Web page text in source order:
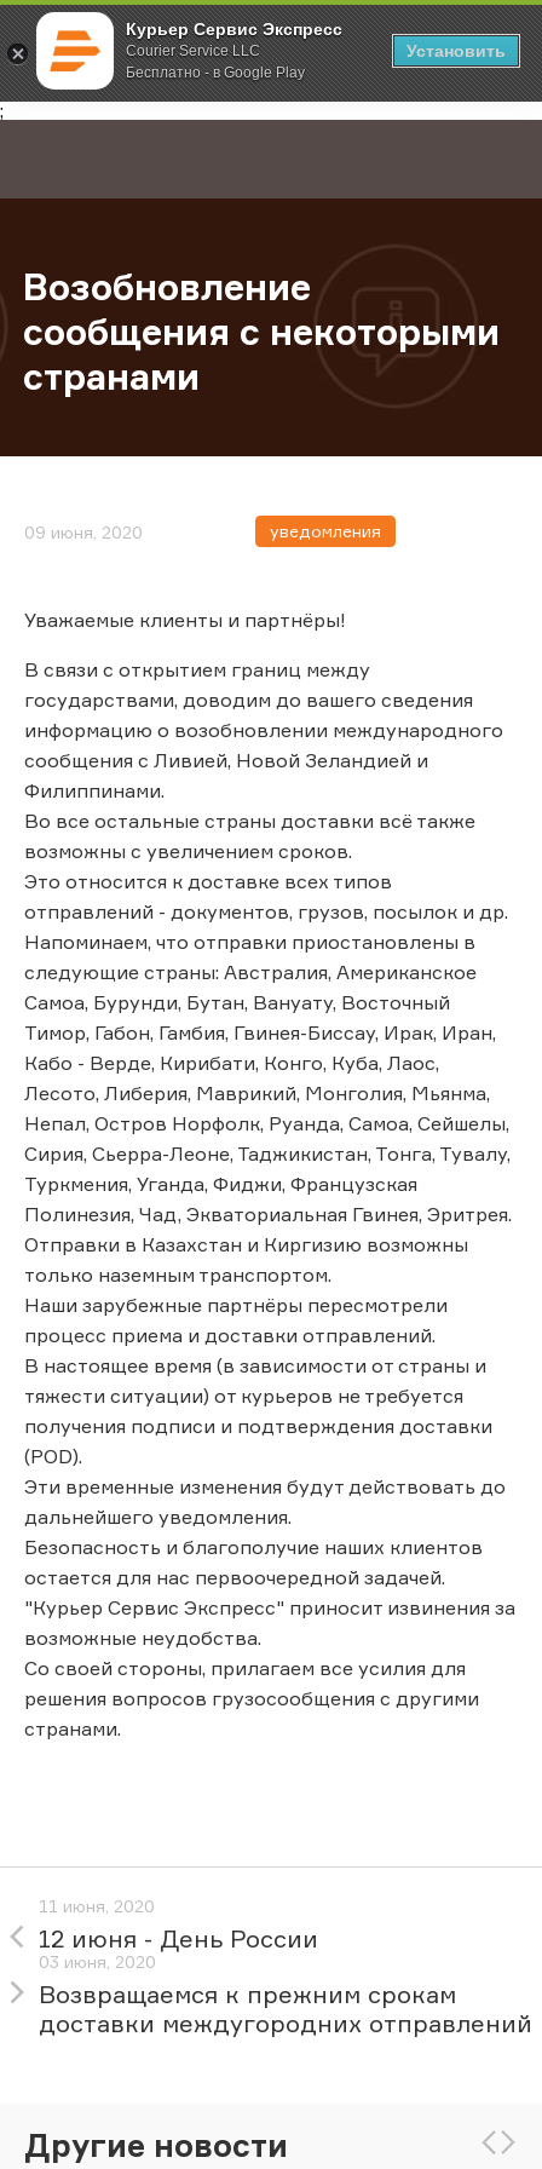
Курьер Сервис Экспресс
Courier Service LLC
Бесплатно - в Google Play
Установить
;
Главная О компании Новости Возобновление сообщения с
Возобновление
сообщения с некоторыми
странами
09 июня, 2020 уведомления
Уважаемые клиенты и партнёры!
В связи с открытием границ между
государствами, доводим до вашего сведения
информацию о возобновлении международного
сообщения с Ливией, Новой Зеландией и
Филиппинами.
Во все остальные страны доставки всё также
возможны с увеличением сроков.
Это относится к доставке всех типов
отправлений - документов, грузов, посылок и др.
Напоминаем, что отправки приостановлены в
следующие страны: Австралия, Американское
Самоа, Бурунди, Бутан, Вануату, Восточный
Тимор, Габон, Гамбия, Гвинея-Биссау, Ирак, Иран,
Кабо - Верде, Кирибати, Конго, Куба, Лаос,
Лесото, Либерия, Маврикий, Монголия, Мьянма,
Непал, Остров Норфолк, Руанда, Самоа, Сейшелы,
Сирия, Сьерра-Леоне, Таджикистан, Тонга, Тувалу,
Туркмения, Уганда, Фиджи, Французская
Полинезия, Чад, Экваториальная Гвинея, Эритрея.
Отправки в Казахстан и Киргизию возможны
только наземным транспортом.
Наши зарубежные партнёры пересмотрели
процесс приема и доставки отправлений.
В настоящее время (в зависимости от страны и
тяжести ситуации) от курьеров не требуется
получения подписи и подтверждения доставки
(POD).
Эти временные изменения будут действовать до
дальнейшего уведомления.
Безопасность и благополучие наших клиентов
остается для нас первоочередной задачей.
"Курьер Сервис Экспресс" приносит извинения за
возможные неудобства.
Со своей стороны, прилагаем все усилия для
решения вопросов грузосообщения с другими
странами.
11 июня, 2020
12 июня - День России
03 июня, 2020
Возвращаемся к прежним срокам
доставки междугородних отправлений
Другие новости